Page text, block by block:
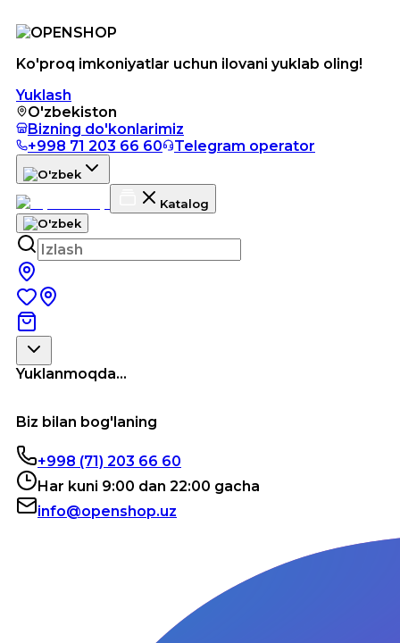
Ko'proq imkoniyatlar uchun ilovani yuklab oling!
Yuklash
O'zbekiston
Bizning do'konlarimiz
+998 71 203 66 60
Telegram operator
Katalog
Yuklanmoqda...
Biz bilan bog'laning
+998 (71) 203 66 60
Har kuni 9:00 dan 22:00 gacha
info@openshop.uz